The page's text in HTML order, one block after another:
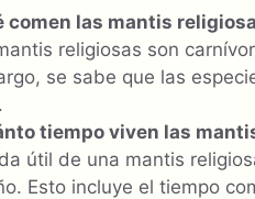
comen las mantis
religiosas son
se sabe que las
tiempo viven las
útil de una mantis
Esto incluye el tiempo